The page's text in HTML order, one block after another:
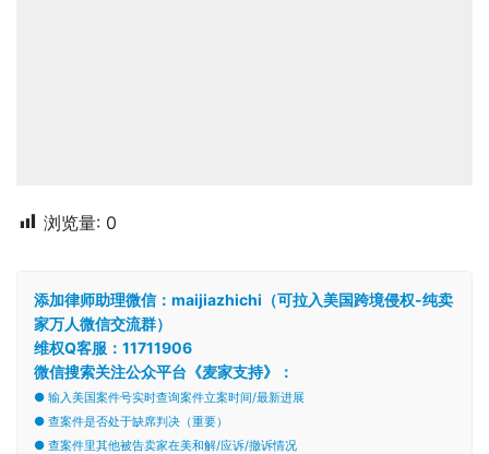
浏览量: 0
添加律师助理微信：maijiazhichi（可拉入美国跨境侵权-纯卖
家万人微信交流群）
维权Q客服：11711906
微信搜索关注公众平台《麦家支持》：
● 输入美国案件号实时查询案件立案时间/最新进展
● 查案件是否处于缺席判决（重要）
● 查案件里其他被告卖家在美和解/应诉/撤诉情况